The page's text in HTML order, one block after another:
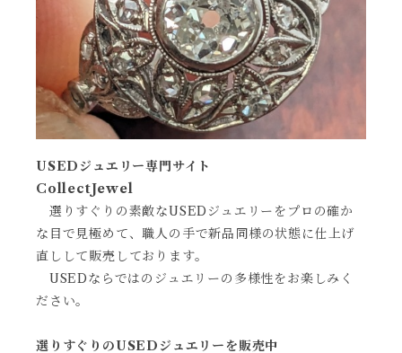
USEDジュエリー専門サイト
CollectJewel
選りすぐりの素敵なUSEDジュエリーをプロの確か
な目で見極めて、職人の手で新品同様の状態に仕上げ
直しして販売しております。
USEDならではのジュエリーの多様性をお楽しみく
ださい。
選りすぐりのUSEDジュエリーを販売中